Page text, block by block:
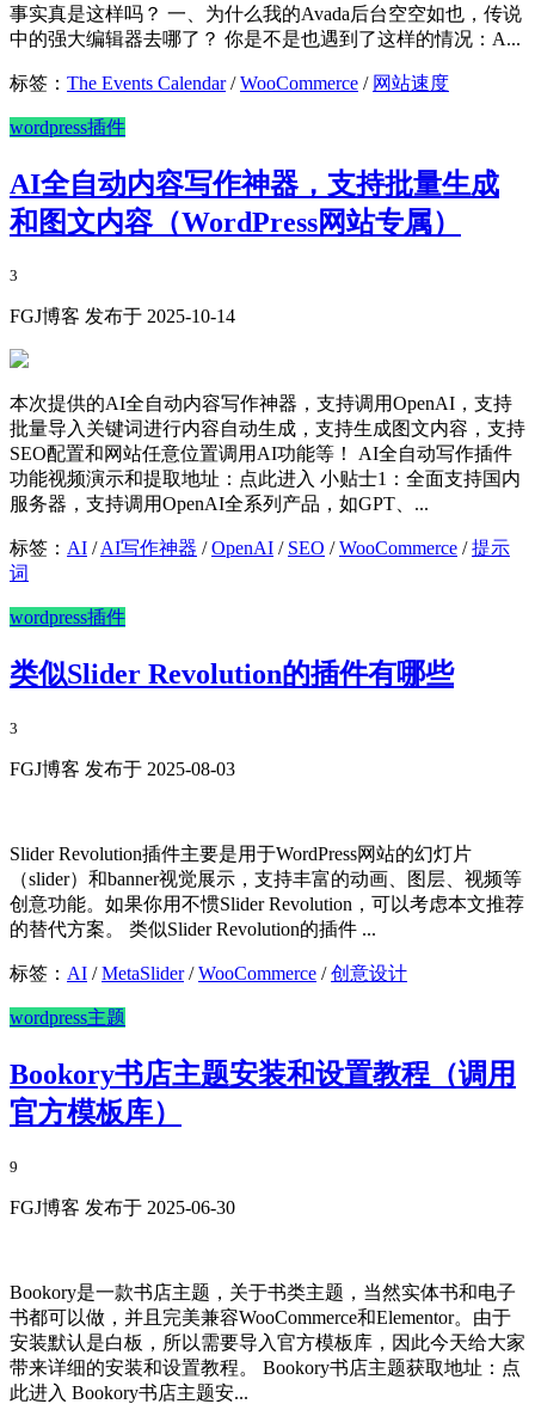
事实真是这样吗？ 一、为什么我的Avada后台空空如也，传说
中的强大编辑器去哪了？ 你是不是也遇到了这样的情况：A...
标签： The Events Calendar/WooCommerce / 网站速度
wordpress插件
AI全自动内容写作神器，支持批量生成
和图文内容（WordPress网站专属）
3
FGJ博客 发布于 2025-10-14
本次提供的AI全自动内容写作神器，支持调用OpenAI，支持
批量导入关键词进行内容自动生成，支持生成图文内容，支持
SEO配置和网站任意位置调用AI功能等！ AI全自动写作插件
功能视频演示和提取地址：点此进入 小贴士1：全面支持国内
服务器，支持调用OpenAI全系列产品，如GPT、...
标签： AI /AI写作神器 /OpenAI / SEO /WooCommerce /提示
词
wordpress插件
类似Slider Revolution的插件有哪些
3
FGJ博客 发布于 2025-08-03
Slider Revolution插件主要是用于WordPress网站的幻灯片
（slider）和banner视觉展示，支持丰富的动画、图层、视频等
创意功能。如果你用不惯Slider Revolution，可以考虑本文推荐
的替代方案。 类似Slider Revolution的插件 ...
标签： AI /MetaSlider/WooCommerce /创意设计
wordpress主题
Bookory书店主题安装和设置教程（调用
官方模板库）
9
FGJ博客 发布于 2025-06-30
Bookory是一款书店主题，关于书类主题，当然实体书和电子
书都可以做，并且完美兼容WooCommerce和Elementor。由于
安装默认是白板，所以需要导入官方模板库，因此今天给大家
带来详细的安装和设置教程。 Bookory书店主题获取地址：点
此进入 Bookory书店主题安...